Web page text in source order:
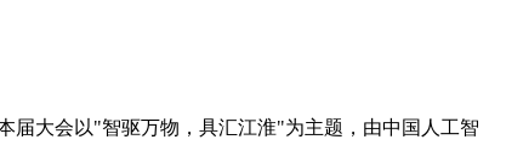
届大会以"智驱万物，具汇江淮"为主题，由中国人工智